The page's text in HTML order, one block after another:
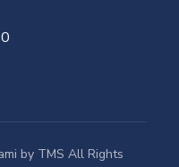
by TMS All Rights